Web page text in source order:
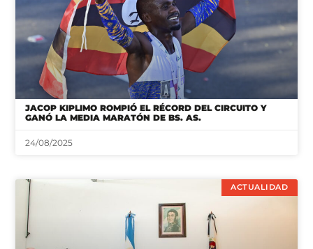
JACOP KIPLIMO ROMPIÓ EL RÉCORD DEL CIRCUITO Y
GANÓ LA MEDIA MARATÓN DE BS. AS.
24/08/2025
ACTUALIDAD